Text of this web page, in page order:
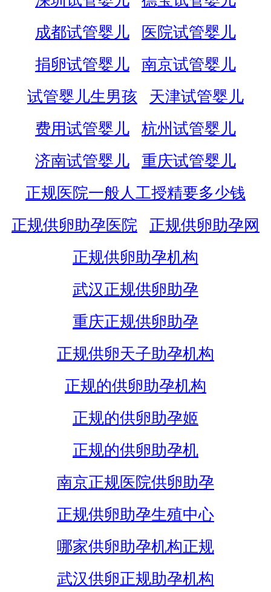
成都试管婴儿
医院试管婴儿
捐卵试管婴儿
南京试管婴儿
试管婴儿生男孩
天津试管婴儿
费用试管婴儿
杭州试管婴儿
济南试管婴儿
重庆试管婴儿
正规医院一般人工授精要多少钱
正规供卵助孕医院
正规供卵助孕网
正规供卵助孕机构
武汉正规供卵助孕
重庆正规供卵助孕
正规供卵天子助孕机构
正规的供卵助孕机构
正规的供卵助孕姬
正规的供卵助孕机
南京正规医院供卵助孕
正规供卵助孕生殖中心
哪家供卵助孕机构正规
武汉供卵正规助孕机构